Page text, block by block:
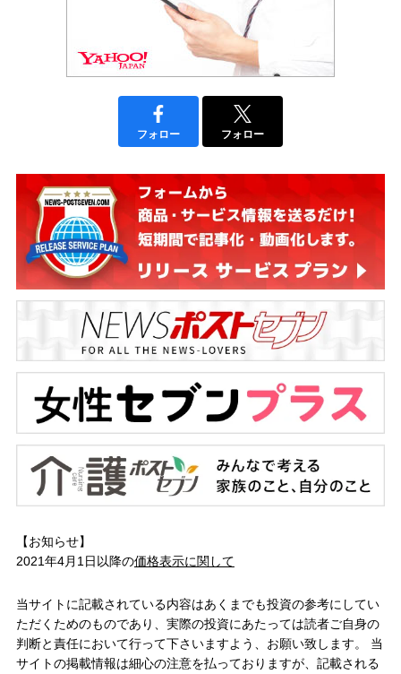
フォロー フォロー
【お知らせ】
2021年4月1日以降の価格表示に関して
当サイトに記載されている内容はあくまでも投資の参考にしてい
ただくためのものであり、実際の投資にあたっては読者ご自身の
判断と責任において行って下さいますよう、お願い致します。 当
サイトの掲載情報は細心の注意を払っておりますが、記載される